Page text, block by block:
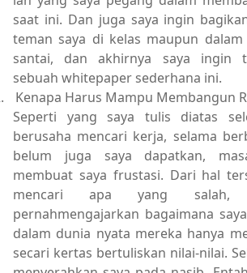
saat ini. Dan juga saya ingin
teman saya di kelas maupun
santai, dan akhirnya saya ingin
sebuah whitepaper sederhana ini.
Kenapa Harus Mampu Membangun
Seperti yang saya tulis diatas
berusaha mencari kerja, selama
belum juga saya dapatkan,
membuat saya frustasi. Dari hal
mencari apa yang salah,
pernahmengajarkan bagaimana
dalam dunia nyata mereka hanya
secari kertas bertuliskan nilai-nilai.